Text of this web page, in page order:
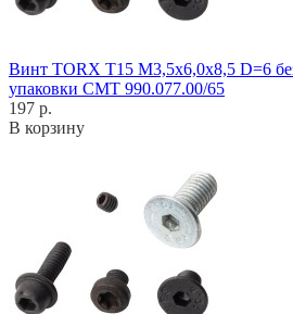
Винт TORX T15 M3,5x6,0x8,5 D=6
упаковки CMT 990.077.00/65
197 р.
В корзину